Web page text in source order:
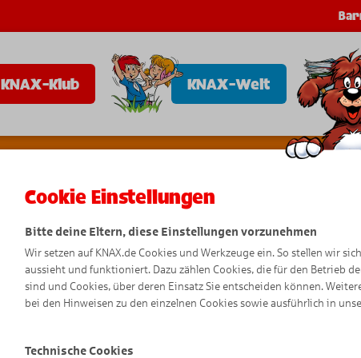
KNAX-Klub KNAX-Welt
Cookie Einstellungen
Bitte deine Eltern, diese Einstellungen vorzunehmen
Wir setzen auf KNAX.de Cookies und Werkzeuge ein. So stellen wir
aussieht und funktioniert. Dazu zählen Cookies, die für den Betrieb
sind und Cookies, über deren Einsatz Sie entscheiden können.
bei den Hinweisen zu den einzelnen Cookies sowie ausführlich in
Technische Cookies